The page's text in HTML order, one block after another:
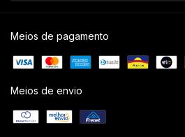
Meios de pagamento
Meios de envio